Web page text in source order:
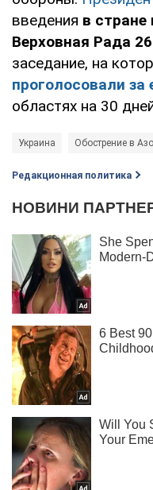
введения в стране
Верховная Рада
заседание, на
проголосовали за
областях на 30
Украина Обострение в
Редакционная политика